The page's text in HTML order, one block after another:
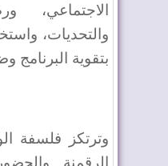
الاجتماعي،
والتحديات،
بتقوية البرنامج
وترتكز فلسفة
الرقمنة